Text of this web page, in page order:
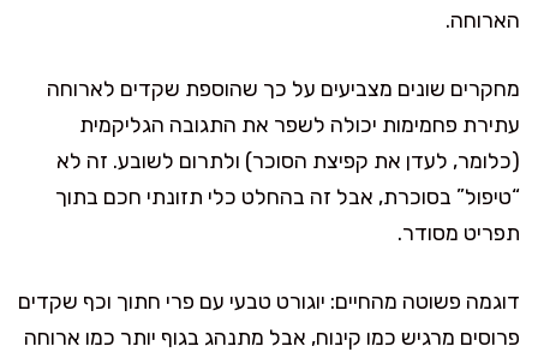
הארוחה.
מחקרים שונים מצביעים על כך שהוספת שקדים לארוחה
עתירת פחמימות יכולה לשפר את התגובה הגליקמית
(כלומר, לעדן את קפיצת הסוכר) ולתרום לשובע. זה לא
“טיפול” בסוכרת, אבל זה בהחלט כלי תזונתי חכם בתוך
תפריט מסודר.
דוגמה פשוטה מהחיים: יוגורט טבעי עם פרי חתוך וכף שקדים
פרוסים מרגיש כמו קינוח, אבל מתנהג בגוף יותר כמו ארוחה